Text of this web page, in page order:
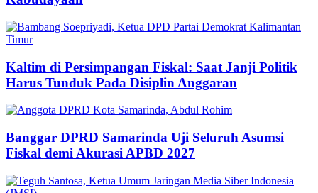
Kaltim di Persimpangan Fiskal: Saat Janji Politik
Harus Tunduk Pada Disiplin Anggaran
Banggar DPRD Samarinda Uji Seluruh Asumsi
Fiskal demi Akurasi APBD 2027